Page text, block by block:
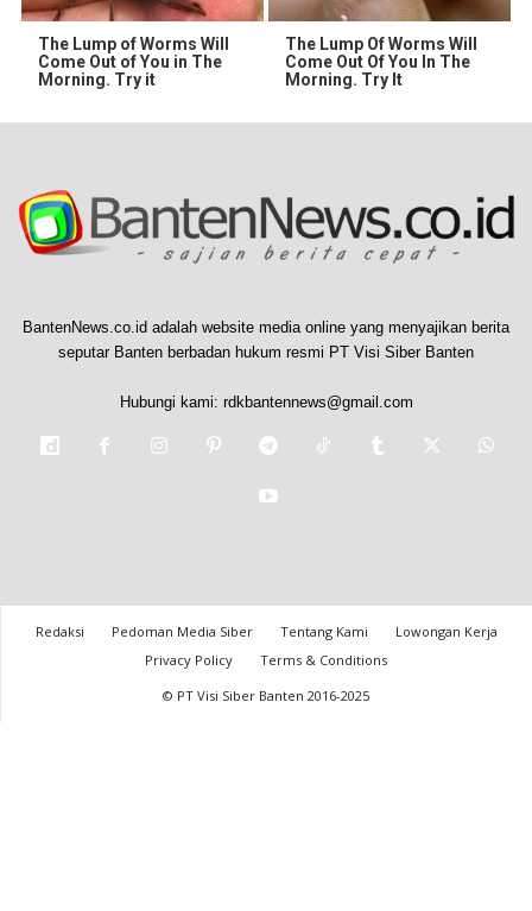
The Lump of Worms Will
Come Out of You in The
Morning. Try it
The Lump Of Worms Will
Come Out Of You In The
Morning. Try It
BantenNews.co.id adalah website media online yang menyajikan berita
seputar Banten berbadan hukum resmi PT Visi Siber Banten
Hubungi kami: rdkbantennews@gmail.com
Redaksi Pedoman Media Siber Tentang Kami
Lowongan Kerja
Privacy Policy
Terms & Conditions
© PT Visi Siber Banten 2016-2025